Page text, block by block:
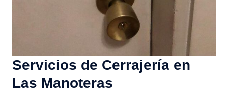
Servicios de Cerrajería en
Las Manoteras